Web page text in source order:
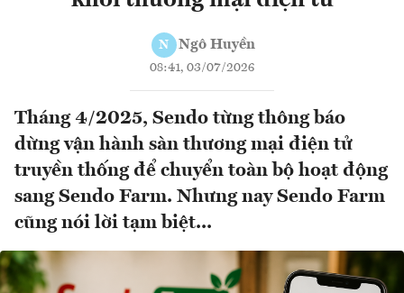
N Ngô Huyền
08:41, 03/07/2026
Tháng 4/2025, Sendo từng thông báo
dừng vận hành sàn thương mại điện tử
truyền thống để chuyển toàn bộ hoạt động
sang Sendo Farm. Nhưng nay Sendo Farm
cũng nói lời tạm biệt...